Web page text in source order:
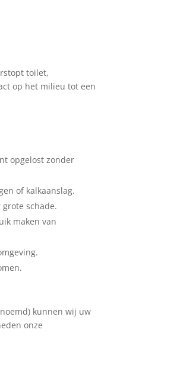
toilet,
op het milieu tot een
opgelost zonder
of kalkaanslag.
schade.
maken van
kunnen wij uw
onze